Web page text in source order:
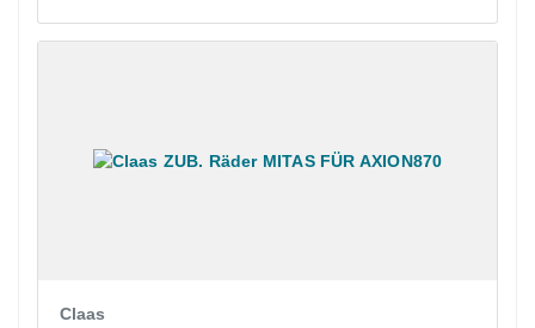
Claas